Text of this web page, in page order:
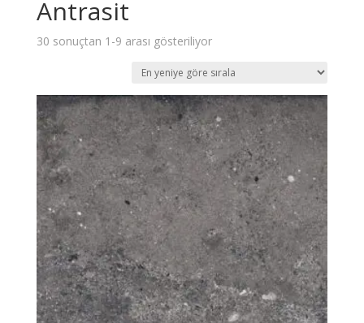
Antrasit
30 sonuçtan 1-9 arası gösteriliyor